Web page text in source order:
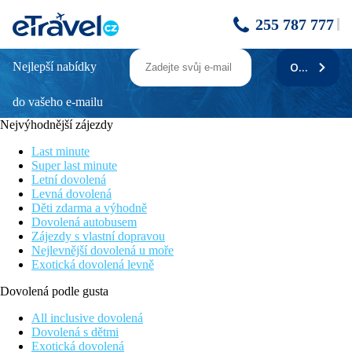
255 787 777
Tiva Del Mar
Klidná dovolená
All Inclusive
WiFi připojení ve veřejných prostorách zdarma
Obklopen svěží zelení
Poloha
Příjemný menší hotel ležící v mírném kopci přímo u písčité pláže
s pozvolným vstupem do moře. Centrum letoviska cca 3 km od
hotelu. Autobusoová zastávka přímo před hotelem. Mezinárodní
letiště vzdálené 40 km.
Vybavení
vstupní hala s recepcí, hlavní restaurace, restaurace s obsluhou
bar, minimarket. Venku bar u bazénu, bazén s vířivkou, terasa s
lehátky a slunečníky zdarma, osušky proti vratné kauci.
Nejlepší nabídky
do vašeho e-mailu
ODEBÍRAT
Nejvýhodnější zájezdy
Last minute
Super last minute
Letní dovolená
Levná dovolená
Děti zdarma a výhodně
Dovolená autobusem
Zájezdy s vlastní dopravou
Nejlevnější dovolená u moře
Exotická dovolená levně
Dovolená podle gusta
All inclusive dovolená
Dovolená s dětmi
Exotická dovolená